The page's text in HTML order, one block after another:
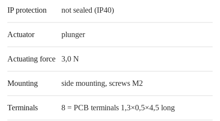
IP protection not sealed (IP40)
Actuator plunger
Actuating force 3,0 N
Mounting side mounting, screws M2
Terminals 8 = PCB terminals 1,3×0,5×4,5 long